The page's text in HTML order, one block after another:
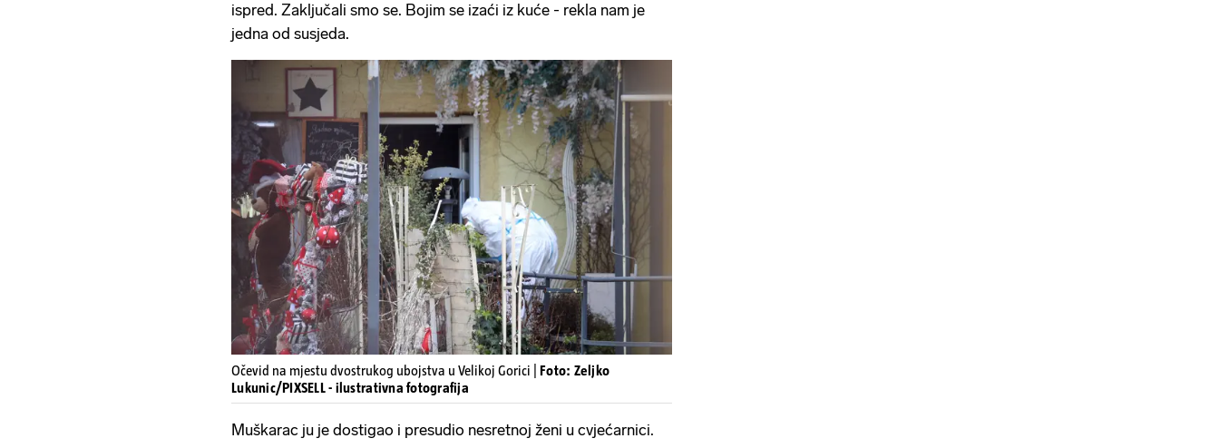
ispred. Zaključali smo se. Bojim se izaći iz kuće - rekla nam je
jedna od susjeda.
Očevid na mjestu dvostrukog ubojstva u Velikoj Gorici | Foto: Zeljko
Lukunic/PIXSELL - ilustrativna fotografija
Muškarac ju je dostigao i presudio nesretnoj ženi u cvjećarnici.